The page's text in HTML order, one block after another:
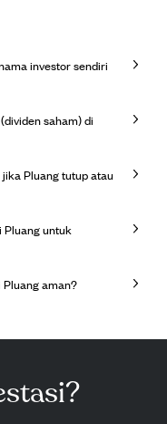
investor sendiri
saham) di
Pluang tutup atau
Pluang untuk
aman?